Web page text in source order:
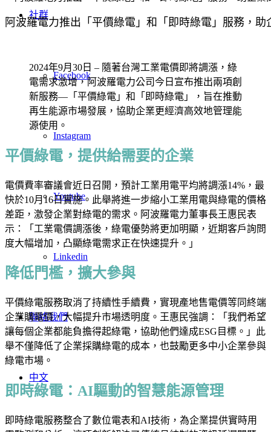
社群
Facebook
Instagram
Youtube
Linkedin
聯絡我們
中文
阿波羅電力推出「平價綠電」和「即時綠電」服務，
2024年9月30日 – 隨著台灣工業電價即將調漲，綠
電需求激增，阿波羅電力公司今日宣布推出兩項創
新服務—「平價綠電」和「即時綠電」，旨在推動
再生能源市場發展，協助企業更經濟高效地管理能
源使用。
平價綠電，提供給需要的企業
電價費率審議會近日召開，預計工業用電平均將調漲14%，最
快於10月16日實施。此舉將進一步縮小工業用電與綠電的價格
差距，激發企業對綠電的需求。阿波羅電力董事長王惠民表
示：「工業電價調漲後，綠電優勢將更加明顯，近期客戶詢問
度大幅增加，凸顯綠電需求正在快速提升。」
降低門檻，擴大參與
平價綠電服務取消了持續性手續費，實現產地售電價等同終端
企業購電價，大幅提升市場透明度。王惠民強調：「我們希望
讓每個企業都能負擔得起綠電，協助他們達成ESG目標。」此
舉不僅降低了企業採購綠電的成本，也鼓勵更多中小企業參與
綠電市場。
即時綠電：AI驅動的智慧能源管理
即時綠電服務整合了數位電表和AI技術，為企業提供實時用